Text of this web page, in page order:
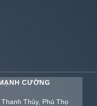
CƯỜNG
Thủy, Phú Thọ